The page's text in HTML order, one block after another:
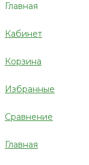
Главная
Кабинет
Корзина
Избранные
Сравнение
Главная